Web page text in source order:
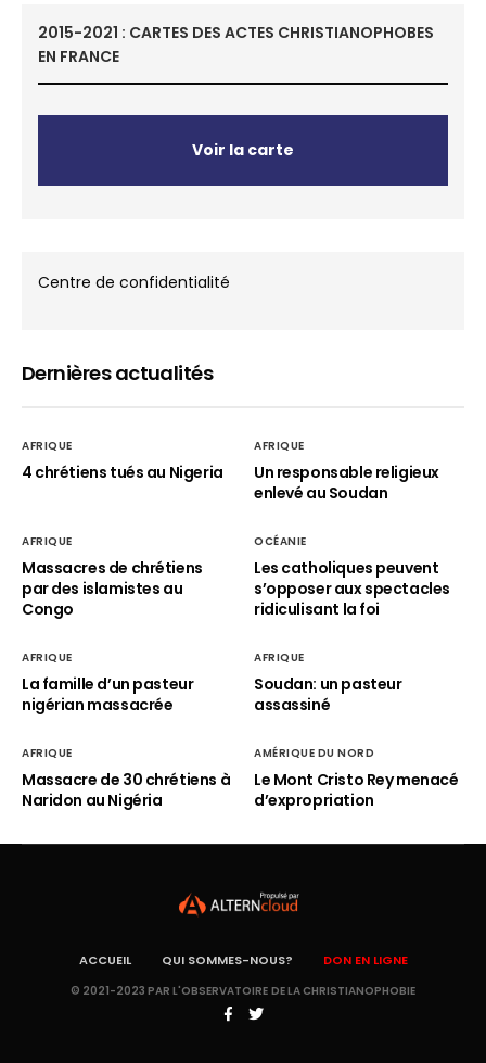
2015-2021 : CARTES DES ACTES CHRISTIANOPHOBES
EN FRANCE
Voir la carte
Centre de confidentialité
Dernières actualités
AFRIQUE
4 chrétiens tués au Nigeria
AFRIQUE
Un responsable religieux
enlevé au Soudan
AFRIQUE
Massacres de chrétiens
par des islamistes au
Congo
OCÉANIE
Les catholiques peuvent
s’opposer aux spectacles
ridiculisant la foi
AFRIQUE
La famille d’un pasteur
nigérian massacrée
AFRIQUE
Soudan: un pasteur
assassiné
AFRIQUE
Massacre de 30 chrétiens à
Naridon au Nigéria
AMÉRIQUE DU NORD
Le Mont Cristo Rey menacé
d’expropriation
ACCUEIL QUI SOMMES-NOUS? DON EN LIGNE
© 2021-2023 PAR L'OBSERVATOIRE DE LA CHRISTIANOPHOBIE